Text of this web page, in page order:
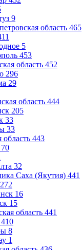
9
область 465
5
453
область 452
296
29
область 444
205
33
33
область 443
70
32
Саха (Якутия) 441
272
16
15
область 441
410
8
1